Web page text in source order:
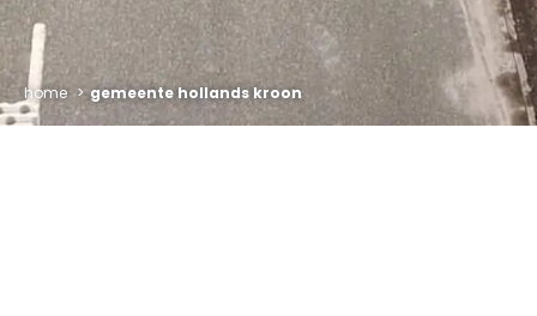
home gemeente hollands kroon